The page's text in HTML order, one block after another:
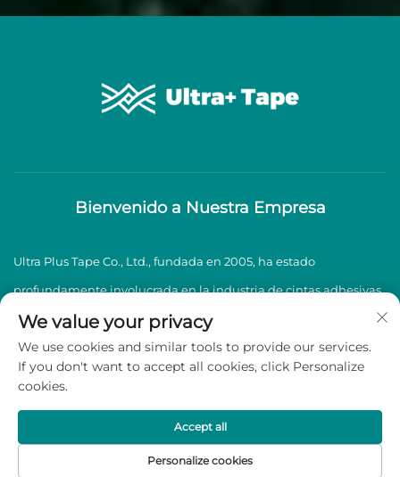
Bienvenido a Nuestra Empresa
Ultra Plus Tape Co., Ltd., fundada en 2005, ha estado
profundamente involucrada en la industria de cintas adhesivas
BOPP durante casi dos décadas, especializándose en la
producción y venta de cintas adhesivas BOPP de alta calidad.
derechos reservados - Política de privacidad
We value your privacy
We use cookies and similar tools to provide our services.
If you don't want to accept all cookies, click Personalize
cookies.
Personalize cookies
Accept all